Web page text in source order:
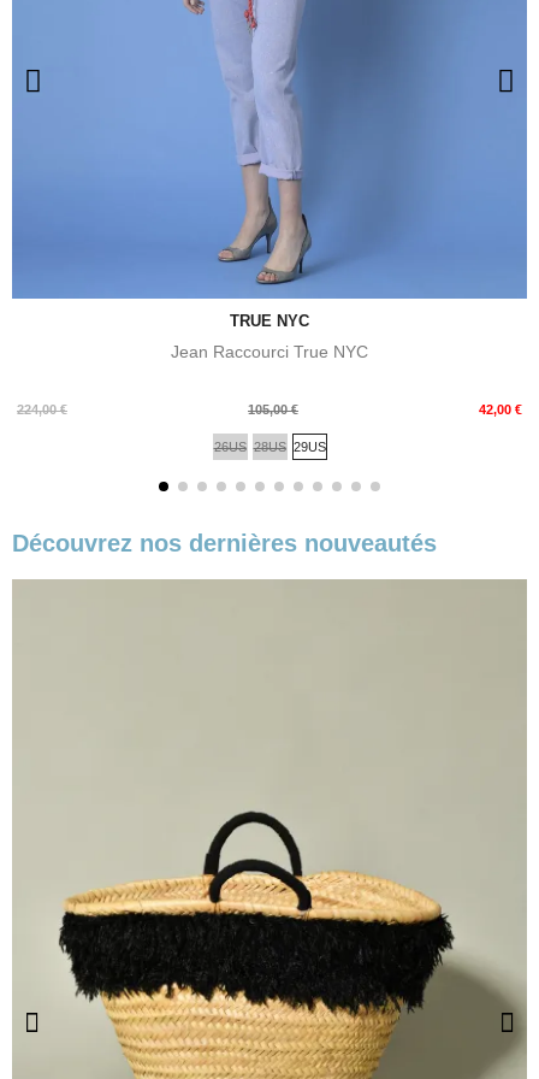
TRUE NYC
Jean Raccourci True NYC
224,00 €
Prix
105,00 € 42,00 €
Prix
26US 28US 29US
Découvrez nos dernières nouveautés